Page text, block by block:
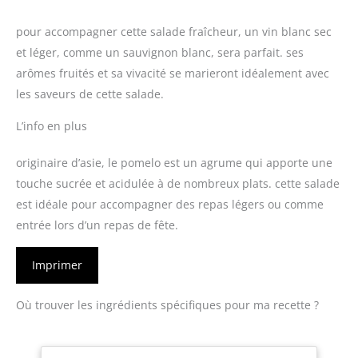
pour accompagner cette salade fraîcheur, un vin blanc sec
et léger, comme un sauvignon blanc, sera parfait. ses
arômes fruités et sa vivacité se marieront idéalement avec
les saveurs de cette salade.
L’info en plus
originaire d’asie, le pomelo est un agrume qui apporte une
touche sucrée et acidulée à de nombreux plats. cette salade
est idéale pour accompagner des repas légers ou comme
entrée lors d’un repas de fête.
Imprimer
Où trouver les ingrédients spécifiques pour ma recette ?